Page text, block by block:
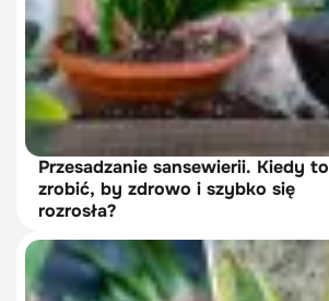
Przesadzanie sansewierii. Kiedy to
zrobić, by zdrowo i szybko się
rozrosła?